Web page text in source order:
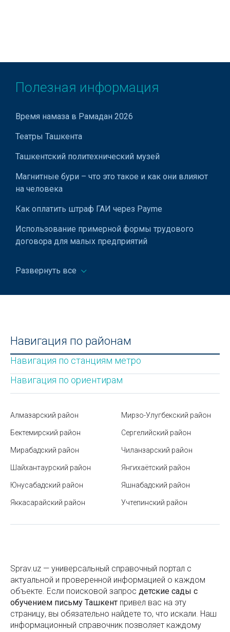
Полезная информация
Время намаза в Рамадан 2026
Театры Ташкента
Ташкентский политехнический музей
Магнитные бури – что это такое и как они влияют
на человека
Как оплатить штраф ГАИ через Payme
Использование примерной формы трудового
договора для малых предприятий
вещей для путешествия
Медресе Кукельдаш в Ташкенте
Как правильно выбрасывать старые вещи, чтобы
притянуть счастье и удачу в свою жизнь
за рубежом
Телефонное мошенничество: как распознать
Какие виды насекомых подлежат обязательной
бесполезная покупка
Население Узбекистана
Telegram-каналы госструктур Узбекистана
Города Узбекистана
Исторические и архитектурные
достопримечательности Ташкента
Развернуть все
Навигация по районам
Навигация по станциям метро
Навигация по ориентирам
Алмазарский район
Бектемирский район
Мирабадский район
Мирзо-Улугбекский район
Сергелийский район
Чиланзарский район
Шайхантаурский район
Юнусабадский район
Яккасарайский район
Янгихаётский район
Яшнабадский район
Учтепинский район
Sprav.uz — универсальный справочный портал с
актуальной и проверенной информацией о каждом
объекте. Если поисковой запроc детские сады с
обучением письму Ташкент привел вас на эту
страницу, вы обязательно найдете то, что искали. Наш
информационный справочник позволяет каждому